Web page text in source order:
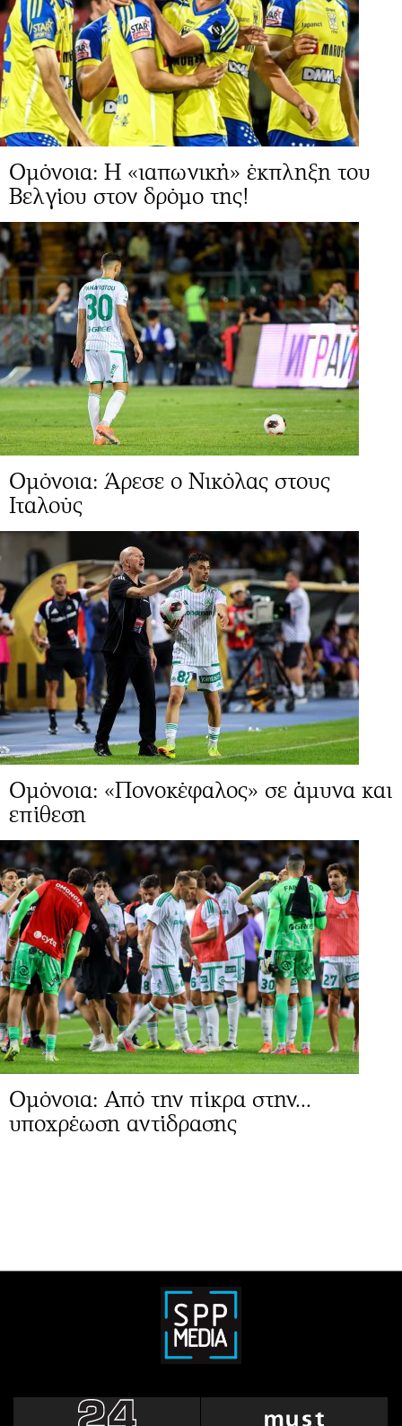
Ομόνοια: Η «ιαπωνική» έκπληξη του
Βελγίου στον δρόμο της!
Ομόνοια: Άρεσε ο Νικόλας στους
Ιταλούς
Ομόνοια: «Πονοκέφαλος» σε άμυνα και
επίθεση
Ομόνοια: Από την πίκρα στην...
υποχρέωση αντίδρασης